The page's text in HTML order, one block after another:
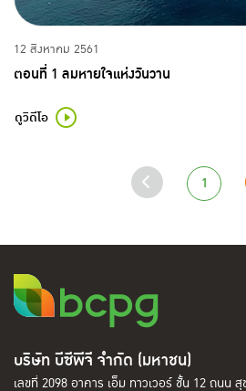
12 สิงหาคม 2561
ตอนที่ 1 ลมหายใจแห่งวันวาน
ดูวิดีโอ
1
บริษัท บีซีพีจี จำกัด (มหาชน)
เลขที่ 2098 อาคาร เอ็ม ทาวเวอร์ ชั้น 12 ถนน สุ